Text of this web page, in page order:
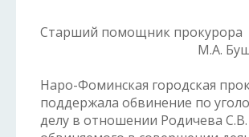
Старший помощник прокурора
М.А.
Наро-Фоминская городская
поддержала обвинение по
делу в отношении Родичева С.В.